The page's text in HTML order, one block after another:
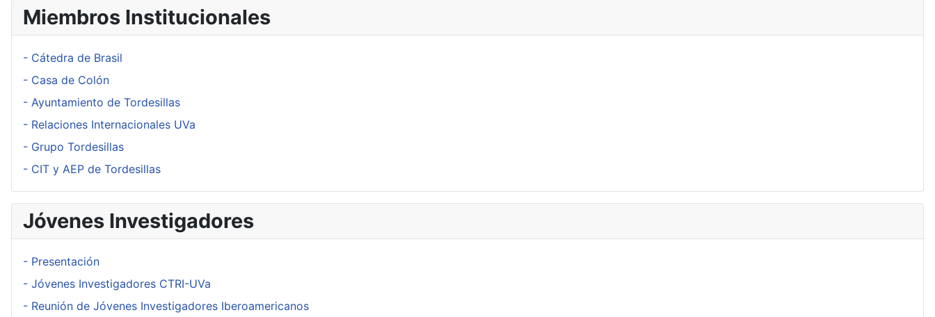
Miembros Institucionales
- Cátedra de Brasil
- Casa de Colón
- Ayuntamiento de Tordesillas
- Relaciones Internacionales UVa
- Grupo Tordesillas
- CIT y AEP de Tordesillas
Jóvenes Investigadores
- Presentación
- Jóvenes Investigadores CTRI-UVa
- Reunión de Jóvenes Investigadores Iberoamericanos